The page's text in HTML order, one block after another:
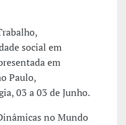
social em
em
Paulo,
03 a 03 de Junho.
no Mundo